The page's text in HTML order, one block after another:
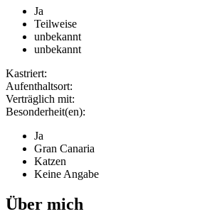
Ja
Teilweise
unbekannt
unbekannt
Kastriert:
Aufenthaltsort:
Verträglich mit:
Besonderheit(en):
Ja
Gran Canaria
Katzen
Keine Angabe
Über mich